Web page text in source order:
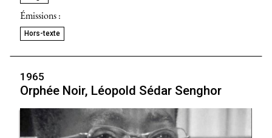
Émissions :
Hors-texte
1965
Orphée Noir, Léopold Sédar Senghor